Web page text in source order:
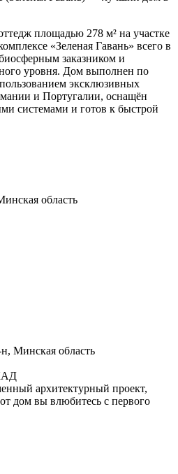
площадью 278 м² на участке
«Зеленая Гавань» всего в
заказником и
уровня. Дом выполнен по
эксклюзивных
и Португалии, оснащён
системами и готов к быстрой
область
Минская область
архитектурный проект,
дом вы влюбитесь с первого